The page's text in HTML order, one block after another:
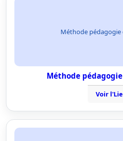
Méthode pédagogie
Méthode
Voir